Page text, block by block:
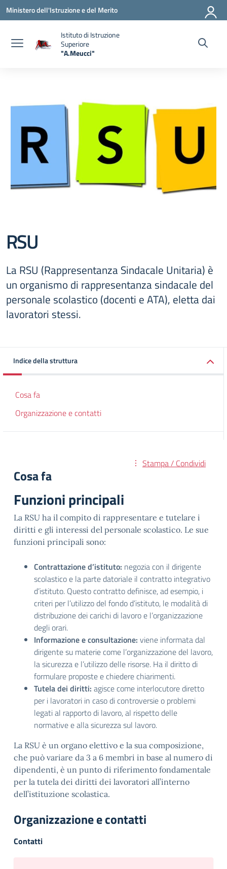
Vai ai contenuti
Vai al menu di navigazione
Vai al footer
Ministero dell'Istruzione e del Merito
Istituto di Istruzione
Superiore
"A.Meucci"
RSU
La RSU (Rappresentanza Sindacale Unitaria) è
un organismo di rappresentanza sindacale del
personale scolastico (docenti e ATA), eletta dai
lavoratori stessi.
Indice della struttura
Cosa fa
Organizzazione e contatti
Stampa / Condividi
Cosa fa
Funzioni principali
La RSU ha il compito di rappresentare e tutelare i
diritti e gli interessi del personale scolastico. Le sue
funzioni principali sono:
Contrattazione d’istituto: negozia con il dirigente
scolastico e la parte datoriale il contratto integrativo
d’istituto. Questo contratto definisce, ad esempio, i
criteri per l’utilizzo del fondo d’istituto, le modalità di
distribuzione dei carichi di lavoro e l’organizzazione
degli orari.
Informazione e consultazione: viene informata dal
dirigente su materie come l’organizzazione del lavoro,
la sicurezza e l’utilizzo delle risorse. Ha il diritto di
formulare proposte e chiedere chiarimenti.
Tutela dei diritti: agisce come interlocutore diretto
per i lavoratori in caso di controversie o problemi
legati al rapporto di lavoro, al rispetto delle
normative e alla sicurezza sul lavoro.
La RSU è un organo elettivo e la sua composizione,
che può variare da 3 a 6 membri in base al numero di
dipendenti, è un punto di riferimento fondamentale
per la tutela dei diritti dei lavoratori all’interno
dell’istituzione scolastica.
Organizzazione e contatti
Contatti